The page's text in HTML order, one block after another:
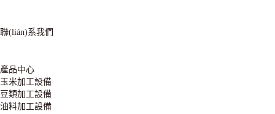
聯(lián)系我們
產品中心
玉米加工設備
豆類加工設備
油料加工設備